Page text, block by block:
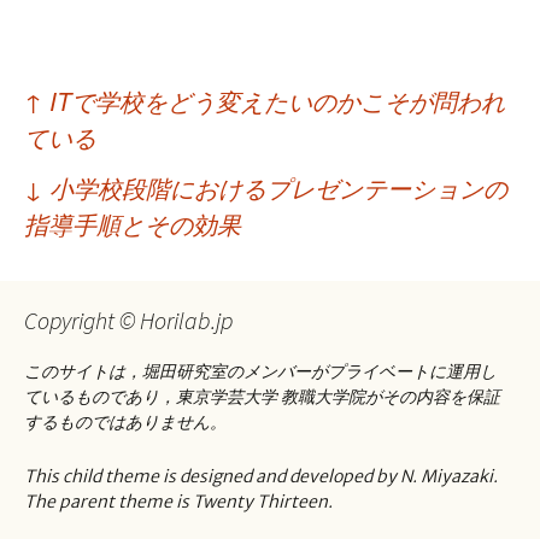
投
稿
ナ
ビ
ー
ョ
ン
↑ ITで学校をどう変えたいのかこそが問われ
ている
↓ 小学校段階におけるプレゼンテーションの
指導手順とその効果
Copyright © Horilab.jp
このサイトは，堀田研究室のメンバーがプライベートに運用し
ているものであり，東京学芸大学 教職大学院がその内容を保証
するものではありません。
This child theme is designed and developed by N. Miyazaki.
The parent theme is Twenty Thirteen.